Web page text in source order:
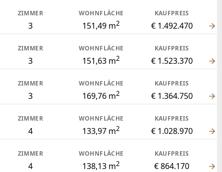
ZIMMER
3
WOHNFLÄCHE
151,49 m2
KAUFPREIS
€ 1.492.470
ZIMMER
3
WOHNFLÄCHE
151,63 m2
KAUFPREIS
€ 1.523.370
ZIMMER
3
WOHNFLÄCHE
169,76 m2
KAUFPREIS
€ 1.364.750
ZIMMER
4
WOHNFLÄCHE
133,97 m2
KAUFPREIS
€ 1.028.970
ZIMMER
4
WOHNFLÄCHE
138,13 m2
KAUFPREIS
€ 864.170